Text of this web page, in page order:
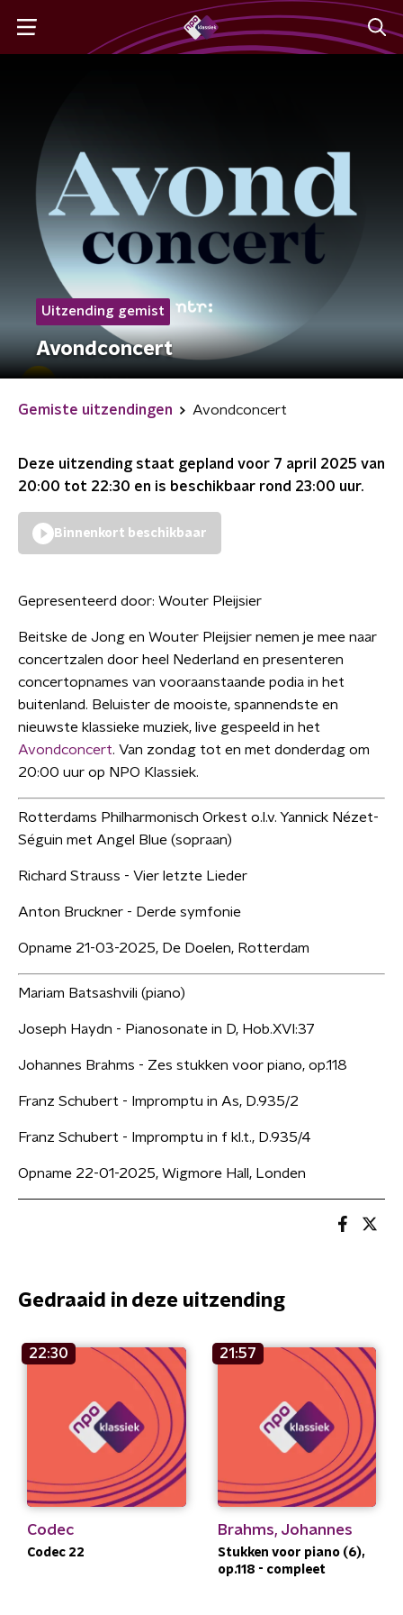
Uitzending gemist
Avondconcert
Gemiste uitzendingen Avondconcert
Deze uitzending staat gepland voor 7 april 2025 van
20:00 tot 22:30 en is beschikbaar rond 23:00 uur.
Binnenkort beschikbaar
Gepresenteerd door: Wouter Pleijsier
Beitske de Jong en Wouter Pleijsier nemen je mee naar
concertzalen door heel Nederland en presenteren
concertopnames van vooraanstaande podia in het
buitenland. Beluister de mooiste, spannendste en
nieuwste klassieke muziek, live gespeeld in het
Avondconcert. Van zondag tot en met donderdag om
20:00 uur op NPO Klassiek.
Rotterdams Philharmonisch Orkest o.l.v. Yannick Nézet-
Séguin met Angel Blue (sopraan)
Richard Strauss - Vier letzte Lieder
Anton Bruckner - Derde symfonie
Opname 21-03-2025, De Doelen, Rotterdam
Mariam Batsashvili (piano)
Joseph Haydn - Pianosonate in D, Hob.XVI:37
Johannes Brahms - Zes stukken voor piano, op.118
Franz Schubert - Impromptu in As, D.935/2
Franz Schubert - Impromptu in f kl.t., D.935/4
Opname 22-01-2025, Wigmore Hall, Londen
Gedraaid in deze uitzending
22:30
Codec
Codec 22
21:57
Brahms, Johannes
Stukken voor piano (6),
op.118 - compleet